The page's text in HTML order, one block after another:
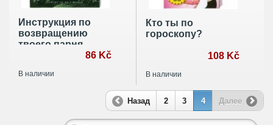
Инструкция по
возвращению
твоего парня
86 Kč
В наличии
Кто ты по
гороскопу?
108 Kč
В наличии
Назад 2 3 4 Далее